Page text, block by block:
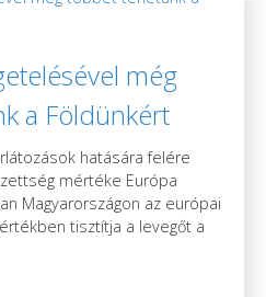
még
a Földünkért
hatására felére
mértéke Európa
Magyarországon az európai
tisztítja a levegőt a